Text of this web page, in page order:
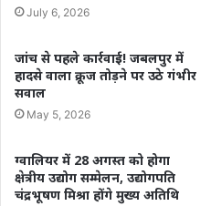
July 6, 2026
जांच से पहले कार्रवाई! जबलपुर में
हादसे वाला क्रूज तोड़ने पर उठे गंभीर
सवाल
May 5, 2026
ग्वालियर में 28 अगस्त को होगा
क्षेत्रीय उद्योग सम्मेलन, उद्योगपति
चंद्रभूषण मिश्रा होंगे मुख्य अतिथि